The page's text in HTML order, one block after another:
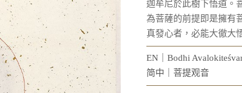
迦牟尼於此樹下悟道。
為菩薩的前提即是擁有
真發心者，必能大徹大
EN｜Bodhi
简中｜菩提观音